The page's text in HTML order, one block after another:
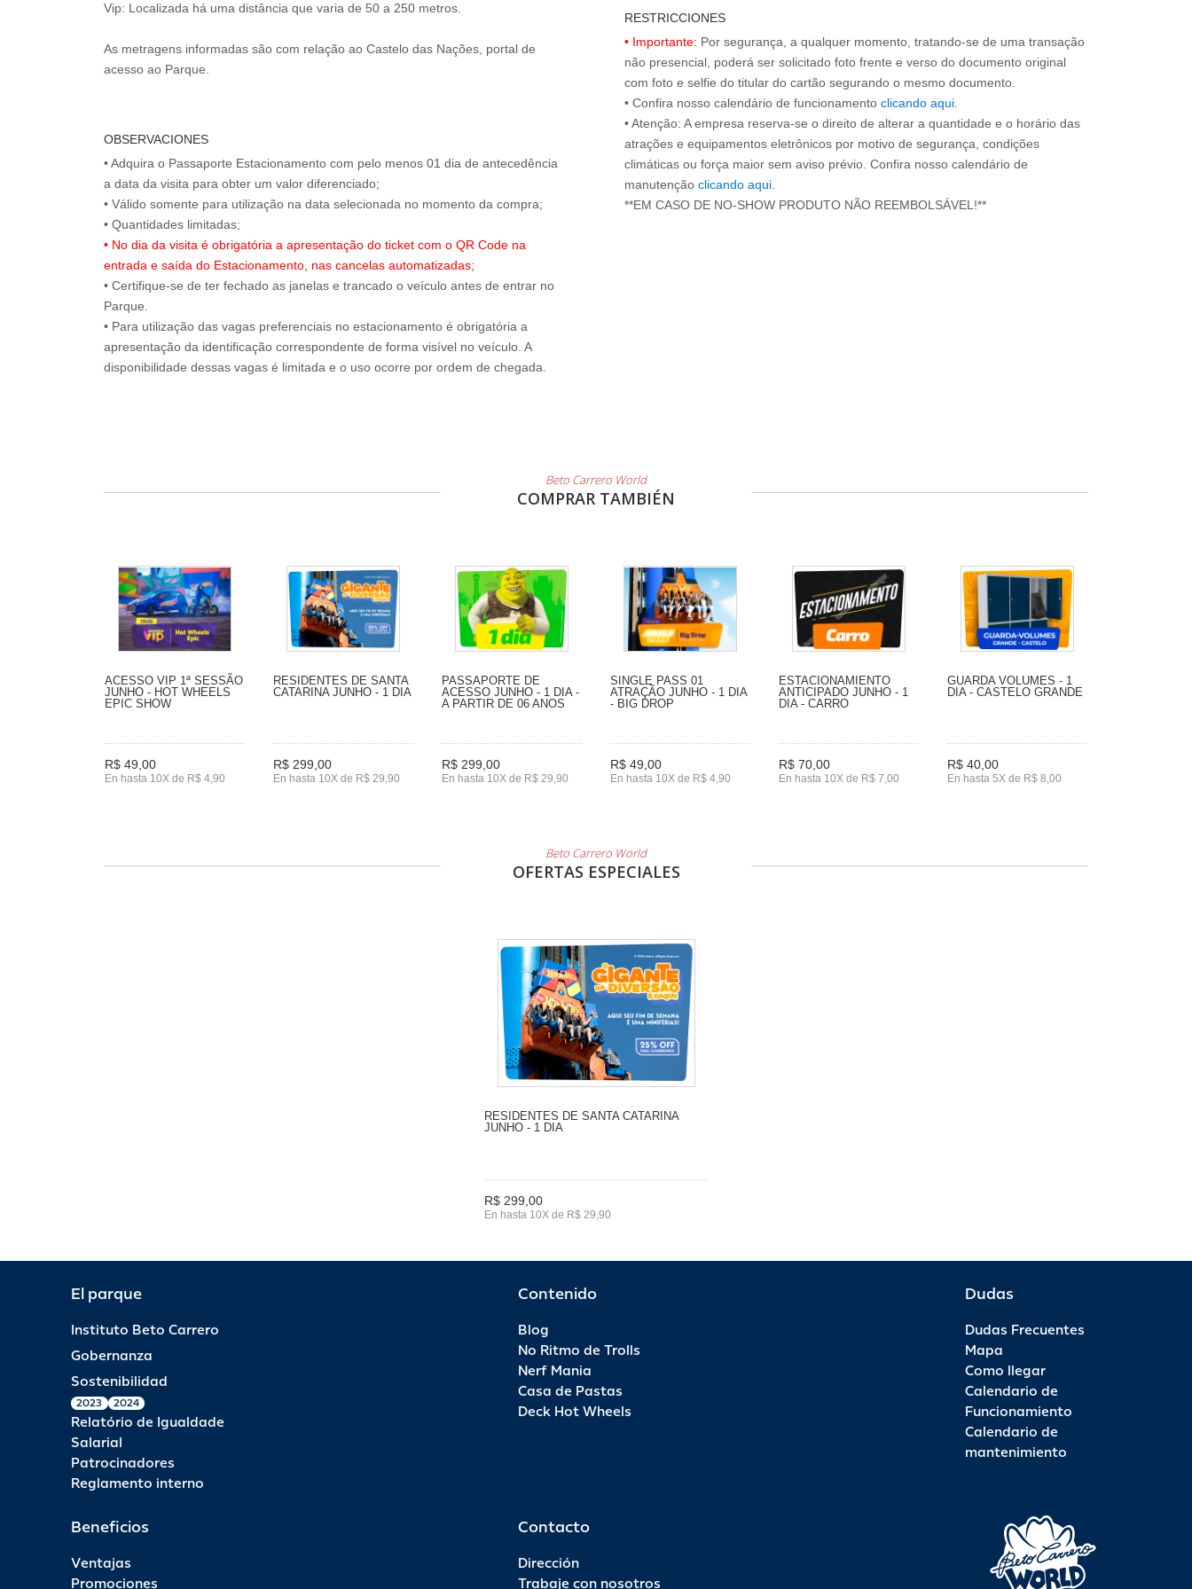
Vip: Localizada há uma distância que varia de 50 a 250 metros.
As metragens informadas são com relação ao Castelo das Nações, portal de
acesso ao Parque.
OBSERVACIONES
• Adquira o Passaporte Estacionamento com pelo menos 01 dia de antecedência
a data da visita para obter um valor diferenciado;
• Válido somente para utilização na data selecionada no momento da compra;
• No dia da visita é obrigatória a apresentação do ticket com o QR Code na
entrada e saída do Estacionamento, nas cancelas automatizadas;
• Certifique-se de ter fechado as janelas e trancado o veículo antes de entrar no
Parque.
• Para utilização das vagas preferenciais no estacionamento é obrigatória a
apresentação da identificação correspondente de forma visível no veículo. A
disponibilidade dessas vagas é limitada e o uso ocorre por ordem de chegada.
RESTRICCIONES
• Importante: Por segurança, a qualquer momento, tratando-se de uma transação
não presencial, poderá ser solicitado foto frente e verso do documento original
com foto e selfie do titular do cartão segurando o mesmo documento.
• Confira nosso calendário de funcionamento clicando aqui
• Atenção: A empresa reserva-se o direito de alterar a quantidade e o horário das
atrações e equipamentos eletrônicos por motivo de segurança, condições
climáticas ou força maior sem aviso prévio. Confira nosso calendário de
manutenção clicando aqui
**EM CASO DE NO-SHOW PRODUTO NÃO REEMBOLSÁVEL!**
Beto Carrero World
COMPRAR TAMBIÉN
ACESSO VIP 1ª SESSÃO
JUNHO - HOT WHEELS
EPIC SHOW
R$ 49,00
En hasta 10X de R$ 4,90
RESIDENTES DE SANTA
CATARINA JUNHO - 1 DIA
R$ 299,00
En hasta 10X de R$ 29,90
PASSAPORTE DE
ACESSO JUNHO - 1 DIA -
A PARTIR DE 06 ANOS
R$ 299,00
En hasta 10X de R$ 29,90
SINGLE PASS 01
ATRAÇÃO JUNHO - 1 DIA
- BIG DROP
R$ 49,00
En hasta 10X de R$ 4,90
ESTACIONAMIENTO
ANTICIPADO JUNHO - 1
DIA - CARRO
R$ 70,00
En hasta 10X de R$ 7,00
GUARDA VOLUMES - 1
DIA - CASTELO GRANDE
R$ 40,00
En hasta 5X de R$ 8,00
Beto Carrero World
OFERTAS ESPECIALES
RESIDENTES DE SANTA CATARINA
JUNHO - 1 DIA
R$ 299,00
En hasta 10X de R$ 29,90
El parque
Instituto Beto Carrero
Gobernanza
Sostenibilidad
2023 2024
Relatório de Igualdade
Salarial
Patrocinadores
Reglamento interno
Contenido
Blog
No Ritmo de Trolls
Nerf Mania
Casa de Pastas
Deck Hot Wheels
Dudas
Dudas Frecuentes
Mapa
Como llegar
Calendario de
Funcionamiento
Calendario de
mantenimiento
Beneficios
Ventajas
Promociones
Contacto
Dirección
Trabaje con nosotros